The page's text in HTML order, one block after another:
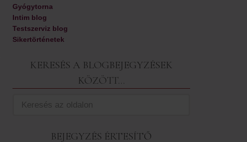
Gyógytorna
Intim blog
Testszerviz blog
Sikertörténetek
KERESÉS A BLOGBEJEGYZÉSEK
KÖZÖTT…
BEJEGYZÉS ÉRTESÍTŐ